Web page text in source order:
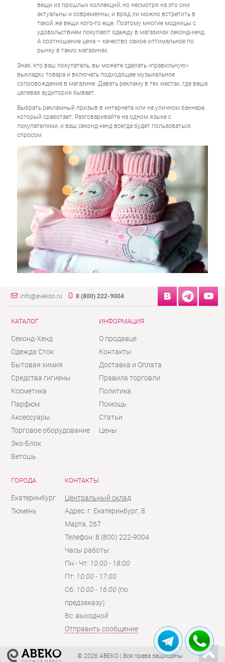
вещи из прошлых коллекций, но несмотря на это они
актуальны и современны, и вряд ли можно встретить в
такой же вещи кого-то еще. Поэтому многие модницы с
удовольствием покупают одежду в магазинах секонд-хенд.
А соотношение цена – качество самое оптимальное по
рынку в таких магазинах.
Зная, кто ваш покупатель, вы можете сделать «правильную»
выкладку товара и включать подходящее музыкальное
сопровождение в магазине. Давать рекламу в тех местах, где ваша
целевая аудитория бывает.
Выбрать рекламный призыв в интернете или на уличном баннере,
который сработает. Разговаривайте на одном языке с
покупателями, и ваш секонд-хенд всегда будет пользоваться
спросом.
info@avekoo.ru 8 (800) 222-9004
КАТАЛОГ
Секонд-Хенд
Одежда Сток
Бытовая химия
Средства гигиены
Косметика
Парфюм
Аксессуары
Торговое оборудование
Эко-Блок
Ветошь
ИНФОРМАЦИЯ
О продавце
Контакты
Доставка и Оплата
Правила торговли
Политика
Помощь
Статьи
Цены
ГОРОДА
Екатеринбург
Тюмень
КОНТАКТЫ
Центральный склад
Адрес: г. Екатеринбург, 8
Марта, 267
Телефон: 8 (800) 222-9004
Часы работы:
Пн - Чт: 10:00 - 18:00
Пт: 10:00 - 17:00
Сб: 10:00 - 16:00 (по
предзаказу)
Вc: выходной
Отправить сообщение
© 2026 АВЕКО | Все права защищены